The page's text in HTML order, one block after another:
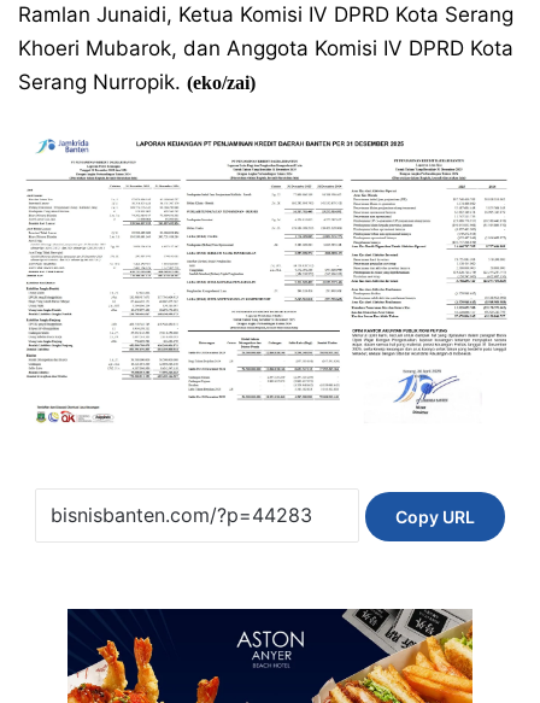
Ramlan Junaidi, Ketua Komisi IV DPRD Kota Serang
Khoeri Mubarok, dan Anggota Komisi IV DPRD Kota
Serang Nurropik. (eko/zai)
Copy URL